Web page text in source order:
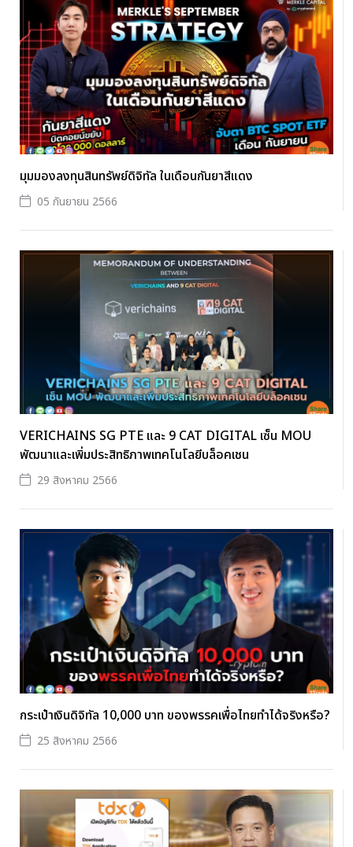
มุมมองลงทุนสินทรัพย์ดิจิทัล ในเดือนกันยาสีแดง
05 กันยายน 2566
VERICHAINS SG PTE และ 9 CAT DIGITAL เซ็น MOU
พัฒนาและเพิ่มประสิทธิภาพเทคโนโลยีบล็อคเชน
29 สิงหาคม 2566
กระเป๋าเงินดิจิทัล 10,000 บาท ของพรรคเพื่อไทยทำได้จริงหรือ?
25 สิงหาคม 2566